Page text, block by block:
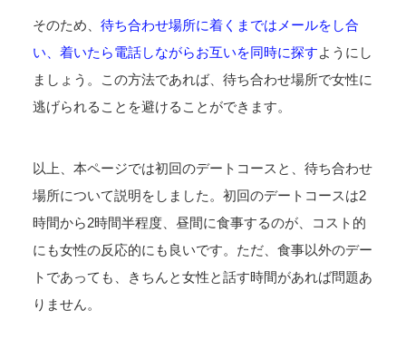
そのため、 待ち合わせ場所に着くまではメールをし合
い、着いたら電話しながらお互いを同時に探すようにし
ましょう。この方法であれば、待ち合わせ場所で女性に
逃げられることを避けることができます。
以上、本ページでは初回のデートコースと、待ち合わせ
場所について説明をしました。初回のデートコースは2
時間から2時間半程度、昼間に食事するのが、コスト的
にも女性の反応的にも良いです。ただ、食事以外のデー
トであっても、きちんと女性と話す時間があれば問題あ
りません。